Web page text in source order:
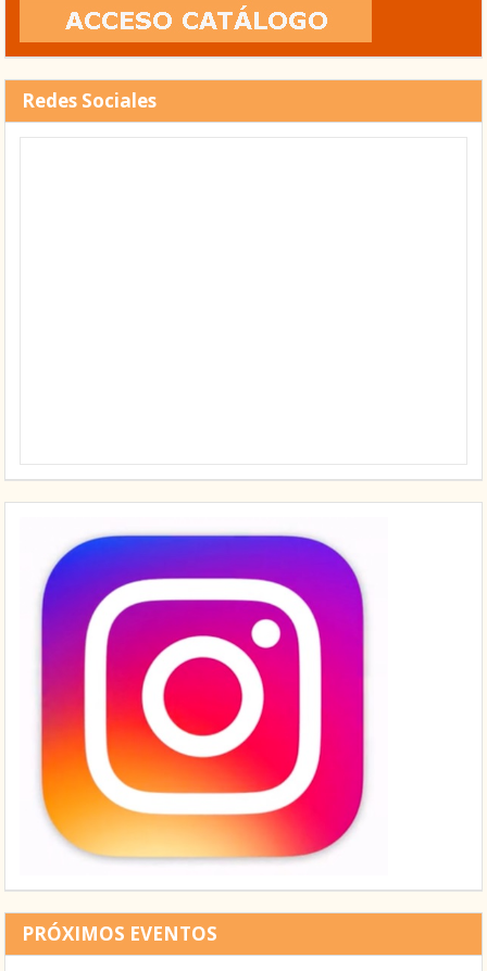
Redes Sociales
PRÓXIMOS EVENTOS